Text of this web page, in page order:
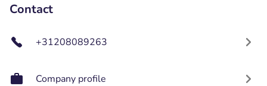
Contact
+31208089263
Company profile